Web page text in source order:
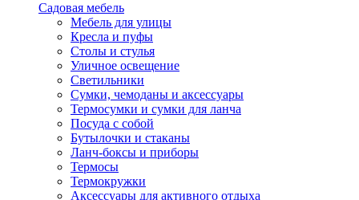
Садовая мебель
Мебель для улицы
Кресла и пуфы
Столы и стулья
Уличное освещение
Светильники
Сумки, чемоданы и аксессуары
Термосумки и сумки для ланча
Посуда с собой
Бутылочки и стаканы
Ланч-боксы и приборы
Термосы
Термокружки
Аксессуары для активного отдыха